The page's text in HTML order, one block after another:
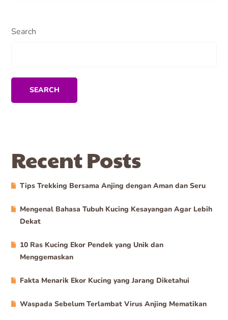
Search
SEARCH
Recent Posts
Tips Trekking Bersama Anjing dengan Aman dan Seru
Mengenal Bahasa Tubuh Kucing Kesayangan Agar Lebih
Dekat
10 Ras Kucing Ekor Pendek yang Unik dan
Menggemaskan
Fakta Menarik Ekor Kucing yang Jarang Diketahui
Waspada Sebelum Terlambat Virus Anjing Mematikan